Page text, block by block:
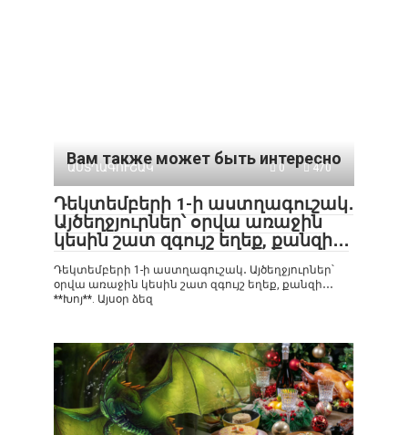
Вам также может быть интересно
ԱՍՏՂԱԳՈՒՇԱԿ 0 470
Դեկտեմբերի 1-ի աստղագուշակ․
Այծեղջյուրներ՝ օրվա առաջին
կեսին շատ զգույշ եղեք, քանզի․․․
Դեկտեմբերի 1-ի աստղագուշակ․ Այծեղջյուրներ՝
օրվա առաջին կեսին շատ զգույշ եղեք, քանզի․․․
**Խոյ**. Այսօր ձեզ